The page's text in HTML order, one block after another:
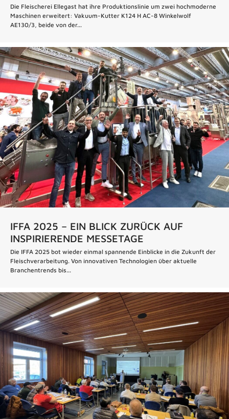
Die Fleischerei Ellegast hat ihre Produktionslinie um zwei hochmoderne
Maschinen erweitert: Vakuum-Kutter K124 H AC-8 Winkelwolf
AE130/3, beide von der...
IFFA 2025 – EIN BLICK ZURÜCK AUF
INSPIRIERENDE MESSETAGE
Die IFFA 2025 bot wieder einmal spannende Einblicke in die Zukunft der
Fleischverarbeitung. Von innovativen Technologien über aktuelle
Branchentrends bis...